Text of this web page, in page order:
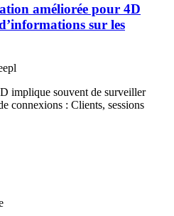
améliorée pour 4D
sur les
implique souvent de surveiller
connexions : Clients, sessions